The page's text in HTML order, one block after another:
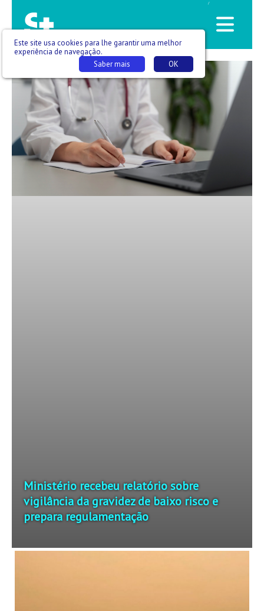
/
Ministério recebeu relatório sobre
vigilância da gravidez de baixo risco e
prepara regulamentação
Este site usa cookies para lhe garantir uma melhor
experiência de navegação.
OK
Saber mais